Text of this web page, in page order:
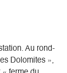
Au rond-
Dolomites »,